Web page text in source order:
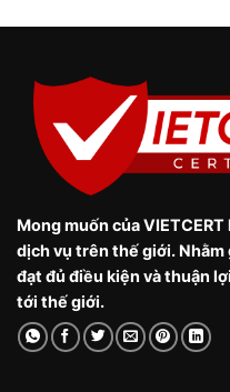
Mong muốn của
dịch vụ trên thế giới. Nhằm
đạt đủ điều kiện và thuận
tới thế giới.